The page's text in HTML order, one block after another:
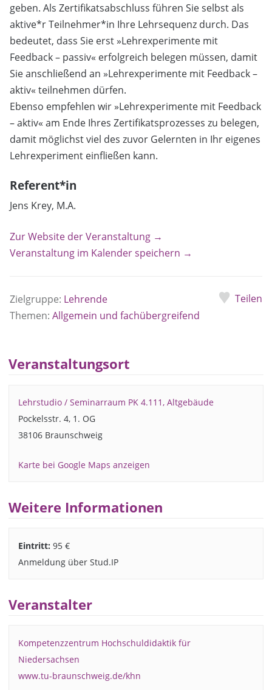
geben. Als Zertifikatsabschluss führen Sie selbst als
aktive*r Teilnehmer*in Ihre Lehrsequenz durch. Das
bedeutet, dass Sie erst »Lehrexperimente mit
Feedback – passiv« erfolgreich belegen müssen, damit
Sie anschließend an »Lehrexperimente mit Feedback –
aktiv« teilnehmen dürfen.
Ebenso empfehlen wir »Lehrexperimente mit Feedback
– aktiv« am Ende Ihres Zertifikatsprozesses zu belegen,
damit möglichst viel des zuvor Gelernten in Ihr eigenes
Lehrexperiment einfließen kann.
Referent*in
Jens Krey, M.A.
Zur Website der Veranstaltung →
Veranstaltung im Kalender speichern →
Zielgruppe: Lehrende
Themen: Allgemein und fachübergreifend
Teilen
Veranstaltungsort
Lehrstudio / Seminarraum PK 4.111, Altgebäude
Pockelsstr. 4, 1. OG
38106 Braunschweig
Karte bei Google Maps anzeigen
Weitere Informationen
Eintritt: 95 €
Anmeldung über Stud.IP
Veranstalter
Kompetenzzentrum Hochschuldidaktik für
Niedersachsen
www.tu-braunschweig.de/khn